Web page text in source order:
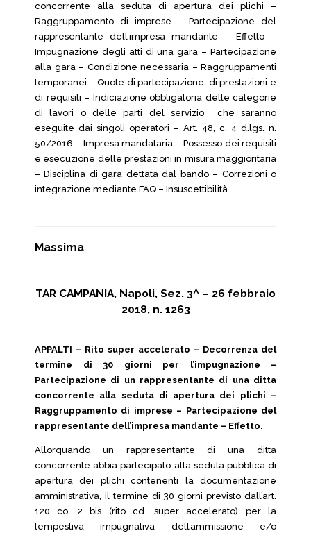
concorrente alla seduta di apertura dei plichi –
Raggruppamento di imprese – Partecipazione del
rappresentante dell’impresa mandante – Effetto –
Impugnazione degli atti di una gara – Partecipazione
alla gara – Condizione necessaria – Raggruppamenti
temporanei – Quote di partecipazione, di prestazioni e
di requisiti – Indiciazione obbligatoria delle categorie
di lavori o delle parti del servizio che saranno
eseguite dai singoli operatori – Art. 48, c. 4 d.lgs. n.
50/2016 – Impresa mandataria – Possesso dei requisiti
e esecuzione delle prestazioni in misura maggioritaria
– Disciplina di gara dettata dal bando – Correzioni o
integrazione mediante FAQ – Insuscettibilità.
Massima
TAR CAMPANIA, Napoli, Sez. 3^ – 26 febbraio
2018, n. 1263
APPALTI – Rito super accelerato – Decorrenza del
termine di 30 giorni per l’impugnazione –
Partecipazione di un rappresentante di una ditta
concorrente alla seduta di apertura dei plichi –
Raggruppamento di imprese – Partecipazione del
rappresentante dell’impresa mandante – Effetto.
Allorquando un rappresentante di una ditta
concorrente abbia partecipato alla seduta pubblica di
apertura dei plichi contenenti la documentazione
amministrativa, il termine di 30 giorni previsto dall’art.
120 co. 2 bis (rito cd. super accelerato) per la
tempestiva impugnativa dell’ammissione e/o